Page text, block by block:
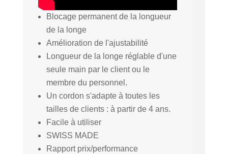
Blocage permanent de la longueur
de la longe
Amélioration de l'ajustabilité
Longueur de la longe réglable d'une
seule main par le client ou le
membre du personnel.
Un cordon s'adapte à toutes les
tailles de clients : à partir de 4 ans.
Facile à utiliser
SWISS MADE
Rapport prix/performance